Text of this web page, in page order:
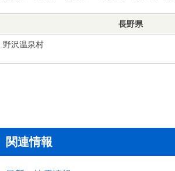
長野県
野沢温泉村
関連情報